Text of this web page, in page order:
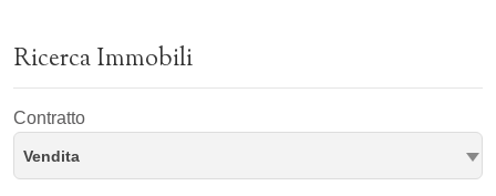
Ricerca Immobili
Contratto
Vendita